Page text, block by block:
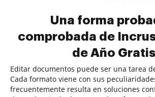
Una forma
comprobada de
de Año Gratis
Editar documentos puede ser una tarea
Cada formato viene con sus
frecuentemente resulta en soluciones